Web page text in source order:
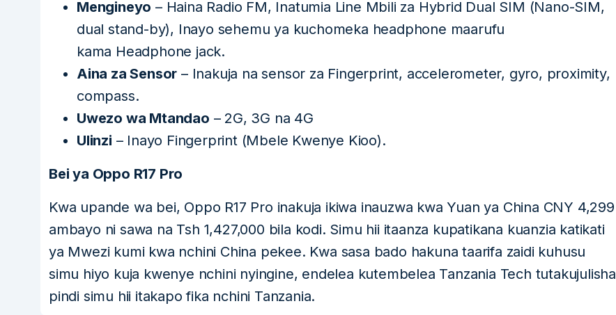
Mengineyo – Haina Radio FM, Inatumia Line Mbili za Hybrid Dual SIM (Nano-SIM,
dual stand-by), Inayo sehemu ya kuchomeka headphone maarufu
kama Headphone jack.
Aina za Sensor – Inakuja na sensor za Fingerprint, accelerometer, gyro, proximity,
compass.
Uwezo wa Mtandao – 2G, 3G na 4G
Ulinzi – Inayo Fingerprint (Mbele Kwenye Kioo).
Bei ya Oppo R17 Pro
Kwa upande wa bei, Oppo R17 Pro inakuja ikiwa inauzwa kwa Yuan ya China CNY 4,299
ambayo ni sawa na Tsh 1,427,000 bila kodi. Simu hii itaanza kupatikana kuanzia katikati
ya Mwezi kumi kwa nchini China pekee. Kwa sasa bado hakuna taarifa zaidi kuhusu
simu hiyo kuja kwenye nchini nyingine, endelea kutembelea Tanzania Tech tutakujulisha
pindi simu hii itakapo fika nchini Tanzania.